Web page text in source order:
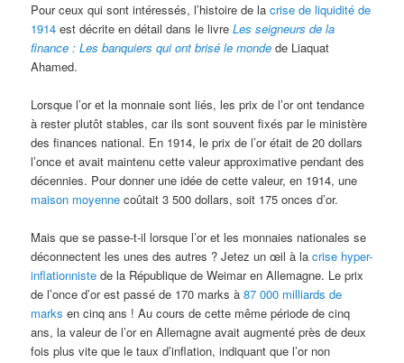
Pour ceux qui sont intéressés, l’histoire de lacrise de liquidité de
1914 est décrite en détail dans le livreLes seigneurs de la
finance : Les banquiers qui ont brisé le monde de Liaquat
Ahamed.
Lorsque l’or et la monnaie sont liés, les prix de l’or ont tendance
à rester plutôt stables, car ils sont souvent fixés par le ministère
des finances national. En 1914, le prix de l’or était de 20 dollars
l’once et avait maintenu cette valeur approximative pendant des
décennies. Pour donner une idée de cette valeur, en 1914, une
maison moyenne coûtait 3 500 dollars, soit 175 onces d’or.
Mais que se passe-t-il lorsque l’or et les monnaies nationales se
déconnectent les unes des autres ? Jetez un œil à lacrise hyper-
inflationniste de la République de Weimar en Allemagne. Le prix
de l’once d’or est passé de 170 marks à87 000 milliards de
marks en cinq ans ! Au cours de cette même période de cinq
ans, la valeur de l’or en Allemagne avait augmenté près de deux
fois plus vite que le taux d’inflation, indiquant que l’or non